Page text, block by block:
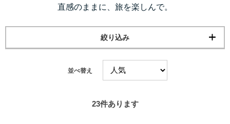
直感のままに、旅を楽しんで。
絞り込み
並べ替え
23件あります